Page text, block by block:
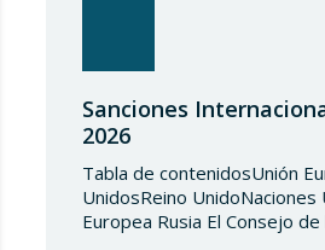
Sanciones
2026
Tabla de contenidosUnión
UnidosReino UnidoNaciones
Europea Rusia El Consejo de